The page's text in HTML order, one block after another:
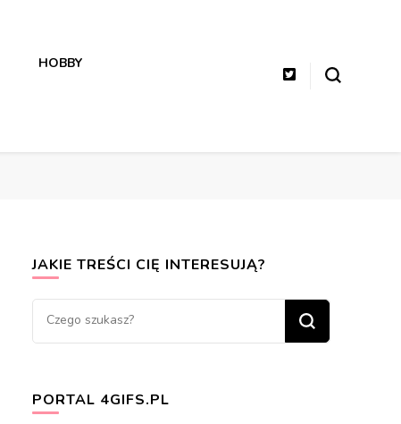
HOBBY
JAKIE TREŚCI CIĘ INTERESUJĄ?
Szukasz
czegoś?
PORTAL 4GIFS.PL